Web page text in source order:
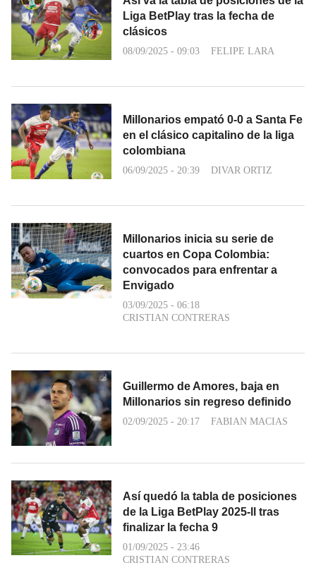
Liga BetPlay tras la fecha de
clásicos
08/09/2025 - 09:03 FELIPE LARA
Millonarios empató 0-0 a Santa Fe
en el clásico capitalino de la liga
colombiana
06/09/2025 - 20:39 DIVAR ORTIZ
Millonarios inicia su serie de
cuartos en Copa Colombia:
convocados para enfrentar a
Envigado
03/09/2025 - 06:18
CRISTIAN CONTRERAS
Guillermo de Amores, baja en
Millonarios sin regreso definido
02/09/2025 - 20:17 FABIAN MACIAS
Así quedó la tabla de posiciones
de la Liga BetPlay 2025-ll tras
finalizar la fecha 9
01/09/2025 - 23:46
CRISTIAN CONTRERAS